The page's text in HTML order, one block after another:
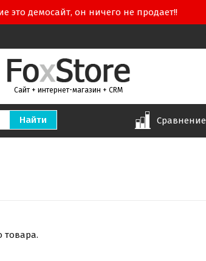
это демосайт, он ничего не продает!!
Сайт + интернет-магазин + CRM
Сравнение
товара.